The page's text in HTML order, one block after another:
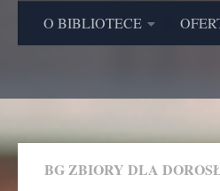
O BIBLIOTECE
BG ZBIORY DLA